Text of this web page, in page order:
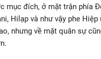
mục đích, ở mặt trận phía
Hilạp và như vậy phe
nhưng về mặt quân sự